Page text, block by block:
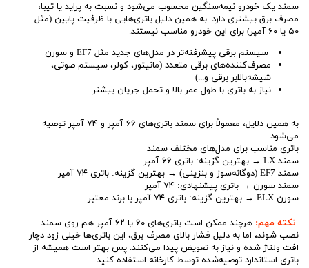
سمند یک خودرو نیمه‌سنگین محسوب می‌شود و نسبت به پراید یا تیبا،
مصرف برق بیشتری دارد. به همین دلیل باتری‌هایی با ظرفیت پایین (مثل
۵۰ یا ۶۰ آمپر) برای این خودرو مناسب نیستند.
سیستم برقی پیشرفته‌تر در مدل‌های جدید مثل EF7 و سورن
مصرف‌کننده‌های برقی متعدد (مانیتور، کولر، سیستم صوتی،
شیشه‌بالابر برقی و...)
نیاز به باتری با طول عمر بالا و تحمل جریان بیشتر
به همین دلایل، معمولاً برای سمند باتری‌های ۶۶ آمپر و ۷۴ آمپر توصیه
می‌شود.
باتری مناسب برای مدل‌های مختلف سمند
سمند LX → بهترین گزینه: باتری ۶۶ آمپر
سمند EF7 (دوگانه‌سوز و بنزینی) → بهترین گزینه: باتری ۷۴ آمپر
سمند سورن → باتری پیشنهادی: ۷۴ آمپر
سورن ELX → بهترین گزینه: باتری ۷۴ آمپر با برند معتبر
نکته مهم:
هرچند ممکن است باتری‌های ۶۰ یا ۶۲ آمپر هم روی سمند
نصب شوند، اما به دلیل فشار بالای مصرف برق، این باتری‌ها خیلی زود دچار
افت ولتاژ شده و نیاز به تعویض پیدا می‌کنند. پس بهتر است همیشه از
باتری استاندارد توصیه‌شده توسط کارخانه استفاده کنید.